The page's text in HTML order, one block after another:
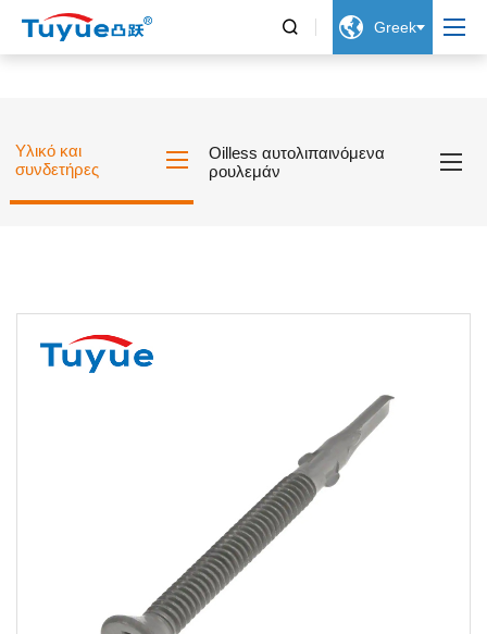
  Greek
Υλικό και
συνδετήρες
Oilless αυτολιπαινόμενα
ρουλεμάν